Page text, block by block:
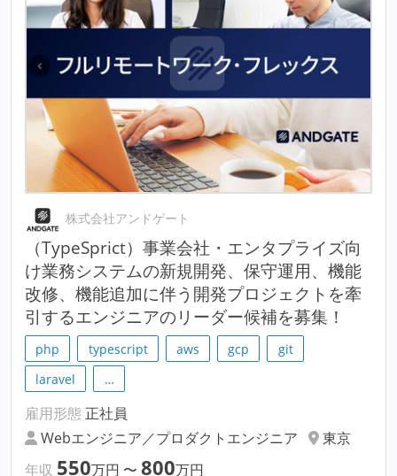
株式会社アンドゲート
（TypeSprict）事業会社・エンタプライズ向
け業務システムの新規開発、保守運用、機能
改修、機能追加に伴う開発プロジェクトを牽
引するエンジニアのリーダー候補を募集！
php typescript aws gcp
git
laravel
…
雇用形態 正社員
Webエンジニア／プロダクトエンジニア
東京
年収 550万円 〜 800万円